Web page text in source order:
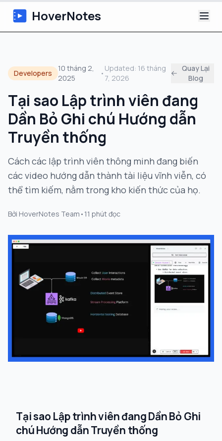
HoverNotes
Extension
Ghi chú Video AI
Giới thiệu
Blog
Developers
10 tháng 2,
2025
•
Updated: 16 tháng
7, 2026
Quay Lại
Blog
Tại sao Lập trình viên đang
Dần Bỏ Ghi chú Hướng dẫn
Truyền thống
Cách các lập trình viên thông minh đang biến
các video hướng dẫn thành tài liệu vĩnh viễn, có
thể tìm kiếm, nằm trong kho kiến thức của họ.
Bởi HoverNotes Team • 11 phút đọc
Tại sao Lập trình viên đang Dần Bỏ Ghi
chú Hướng dẫn Truyền thống